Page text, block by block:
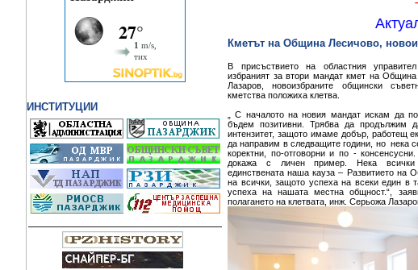
ИНСТИТУЦИИ
Кметът на Община Лесичово,
В присъствието на областния
избраният за втори мандат кмет на
Лазаров, новоизбраните общински
кметства положиха клетва.
„ С началото на новия мандат искам да
бъдем позитивни. Трябва да продължим
интензитет, защото имаме добър, работещ
да направим в следващите години, но нека
коректни, по-отговорни и по -
докажа с личен пример. Нека
единствената наша кауза – Развитието на
на всички, защото успеха на всеки един в
успеха на нашата местна общност.“,
полагането на клетвата, инж. Серьожа